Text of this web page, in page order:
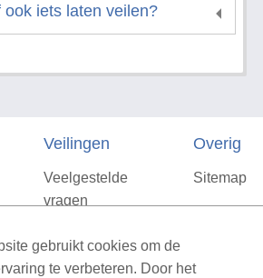
ook iets laten veilen?
Veilingen
Veelgestelde
vragen
Overig
Sitemap
gebruikt cookies om de
te verbeteren. Door het